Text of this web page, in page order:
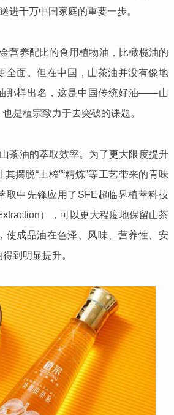
进千万中国家庭的重要一步。
营养配比的食用植物油，比橄榄油的
全面。但在中国，山茶油并没有像地
那样出名，这是中国传统好油——山
是植宗致力于去突破的课题。
茶油的萃取效率。为了更大限度提升
摆脱“土榨”“精炼”等工艺带来的青味
取中先锋应用了SFE超临界植萃科技
），可以更大程度地保留山茶
使成品油在色泽、风味、营养性、安
到明显提升。